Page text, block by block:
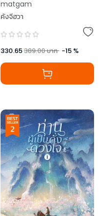
หายนะ เล่ม 4 (เล่มจบ)
matgam
คังจีฮวา
330.65389.00บาท -15 %